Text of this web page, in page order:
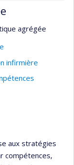
un coma
après un
de
agrégée
infirmière
aux stratégies
compétences,